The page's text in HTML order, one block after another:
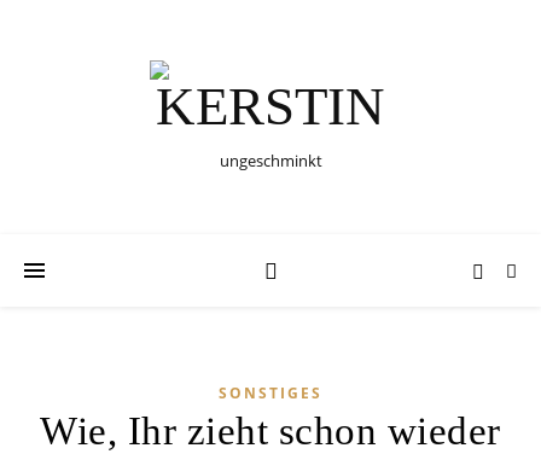
ungeschminkt
SONSTIGES
Wie, Ihr zieht schon wieder